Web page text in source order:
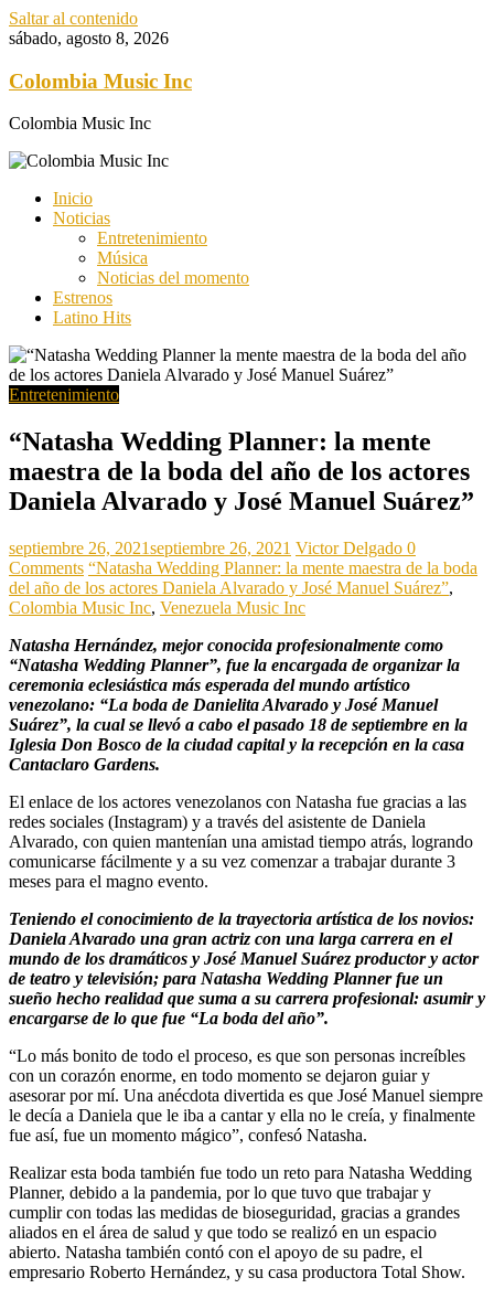
Saltar al contenido
sábado, agosto 8, 2026
Colombia Music Inc
Colombia Music Inc
Inicio
Noticias
Entretenimiento
Música
Noticias del momento
Estrenos
Latino Hits
Entretenimiento
“Natasha Wedding Planner: la mente
maestra de la boda del año de los actores
Daniela Alvarado y José Manuel Suárez”
septiembre 26, 2021septiembre 26, 2021 Victor Delgado 0
Comments “Natasha Wedding Planner: la mente maestra de la boda
del año de los actores Daniela Alvarado y José Manuel Suárez”,
Colombia Music Inc, Venezuela Music Inc
Natasha Hernández, mejor conocida profesionalmente como
“Natasha Wedding Planner”, fue la encargada de organizar la
ceremonia eclesiástica más esperada del mundo artístico
venezolano: “La boda de Danielita Alvarado y José Manuel
Suárez”, la cual se llevó a cabo el pasado 18 de septiembre en la
Iglesia Don Bosco de la ciudad capital y la recepción en la casa
Cantaclaro Gardens.
El enlace de los actores venezolanos con Natasha fue gracias a las
redes sociales (Instagram) y a través del asistente de Daniela
Alvarado, con quien mantenían una amistad tiempo atrás, logrando
comunicarse fácilmente y a su vez comenzar a trabajar durante 3
meses para el magno evento.
Teniendo el conocimiento de la trayectoria artística de los novios:
Daniela Alvarado una gran actriz con una larga carrera en el
mundo de los dramáticos y José Manuel Suárez productor y actor
de teatro y televisión; para Natasha Wedding Planner fue un
sueño hecho realidad que suma a su carrera profesional: asumir y
encargarse de lo que fue “La boda del año”.
“Lo más bonito de todo el proceso, es que son personas increíbles
con un corazón enorme, en todo momento se dejaron guiar y
asesorar por mí. Una anécdota divertida es que José Manuel siempre
le decía a Daniela que le iba a cantar y ella no le creía, y finalmente
fue así, fue un momento mágico”, confesó Natasha.
Realizar esta boda también fue todo un reto para Natasha Wedding
Planner, debido a la pandemia, por lo que tuvo que trabajar y
cumplir con todas las medidas de bioseguridad, gracias a grandes
aliados en el área de salud y que todo se realizó en un espacio
abierto. Natasha también contó con el apoyo de su padre, el
empresario Roberto Hernández, y su casa productora Total Show.